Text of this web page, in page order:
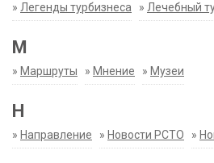
» Легенды турбизнеса » Лечебный
М
» Маршруты » Мнение » Музеи
Н
» Направление » Новости РСТО »